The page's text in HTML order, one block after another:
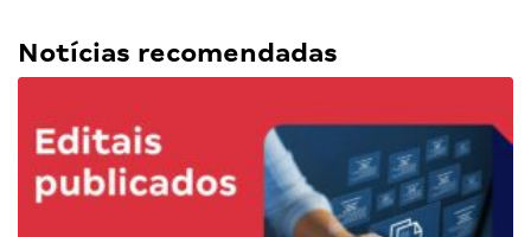
Notícias recomendadas